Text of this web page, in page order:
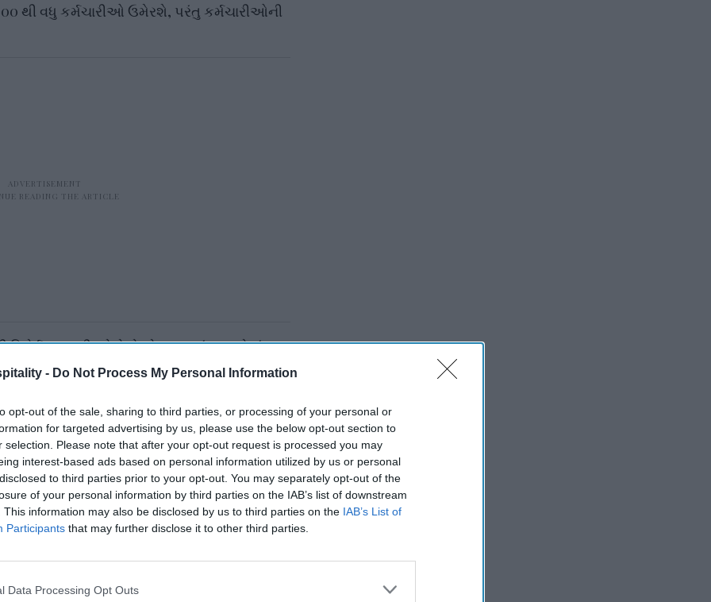
- Do Not Process My Personal Information
opt-out of the sale, sharing to third parties, or processing of your personal or
for targeted advertising by us, please use the below opt-out section to
selection. Please note that after your opt-out request is processed you may
interest-based ads based on personal information utilized by us or personal
to third parties prior to your opt-out. You may separately opt-out of the
of your personal information by third parties on the IAB’s list of downstream
This information may also be disclosed by us to third parties on the IAB’s List of
Participants that may further disclose it to other third parties.
Data Processing Opt Outs
થી વધુ કર્મચારીઓ ઉમેરશે, પરંતુ કર્મચારીઓની
આગાહી કરે છે કે મોટાભાગનાં રાજ્યોમાં
જોકે માત્ર મોન્ટાના અને વૉશિંગ્ટન, ડી.સી.માં
વધી જશે.
AFA હાઉસના ફ્લોર પર
જશે
પુનઃનિર્માણમાં અને કારકિર્દીની પ્રગતિ માટે તકો
અછત એક પડકાર બની રહી છે," AHLAના